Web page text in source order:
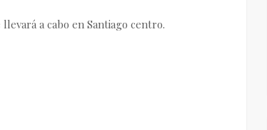
a cabo en Santiago centro.